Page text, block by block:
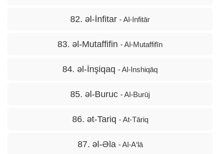
82. əl-İnfitar - Al-Infitār
83. əl-Mutaffifin - Al-Mutaffifīn
84. əl-İnşiqaq - Al-Inshiqāq
85. əl-Buruc - Al-Burūj
86. ət-Tariq - At-Tāriq
87. əl-Əla - Al-A‘lā